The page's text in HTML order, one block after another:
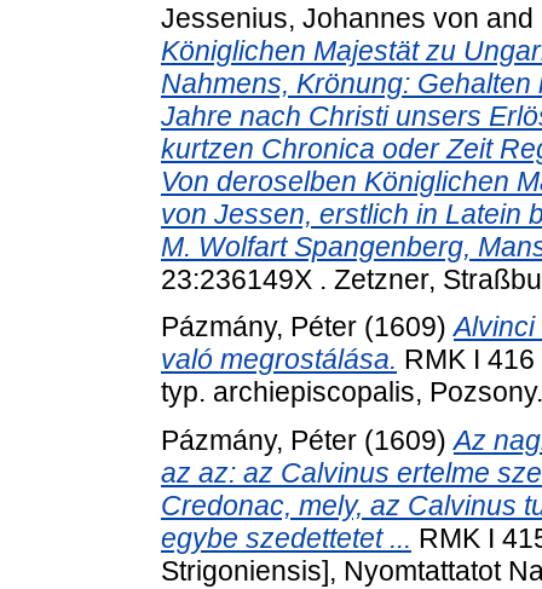
Jessenius, Johannes von and
Königlichen Majestät zu
Nahmens, Krönung:
Jahre nach Christi unsers
kurtzen Chronica oder Zeit
Von deroselben Königlichen
von Jessen, erstlich in Latein
M. Wolfart Spangenberg,
23:236149X . Zetzner,
Pázmány, Péter (1609)
való megrostálása. RMK I
typ. archiepiscopalis, Pozsony.
Pázmány, Péter (1609)Az
az az: az Calvinus ertelme
Credonac, mely, az Calvinus
egybe szedettetet ... RMK I
Strigoniensis], Nyomtattatot